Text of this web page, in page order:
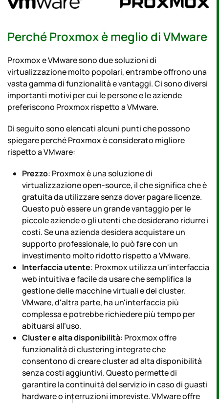
Perché Proxmox è meglio di VMware
Proxmox e VMware sono due soluzioni di
virtualizzazione molto popolari, entrambe offrono una
vasta gamma di funzionalità e vantaggi. Ci sono diversi
importanti motivi per cui le persone e le aziende
preferiscono Proxmox rispetto a VMware.
Di seguito sono elencati alcuni punti che possono
spiegare perché Proxmox è considerato migliore
rispetto a VMware:
Prezzo: Proxmox è una soluzione di
virtualizzazione open-source, il che significa che è
gratuita da utilizzare senza dover pagare licenze.
Questo può essere un grande vantaggio per le
piccole aziende o gli utenti che desiderano ridurre i
costi. Se una azienda desidera acquistare un
supporto professionale, lo può fare con un
investimento molto ridotto rispetto a VMware.
Interfaccia utente: Proxmox utilizza un'interfaccia
web intuitiva e facile da usare che semplifica la
gestione delle macchine virtuali e dei cluster.
VMware, d'altra parte, ha un'interfaccia più
complessa e potrebbe richiedere più tempo per
abituarsi all’uso.
Cluster e alta disponibilità: Proxmox offre
funzionalità di clustering integrate che
consentono di creare cluster ad alta disponibilità
senza costi aggiuntivi. Questo permette di
garantire la continuità del servizio in caso di guasti
hardware o interruzioni impreviste. VMware offre